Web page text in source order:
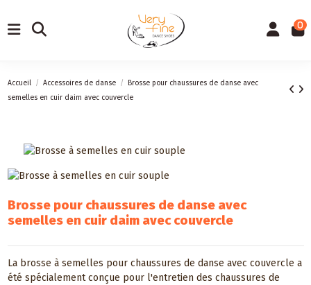
0
Accueil Accessoires de danse
Brosse pour chaussures de danse avec
semelles en cuir daim avec couvercle
Brosse pour chaussures de danse avec
semelles en cuir daim avec couvercle
La brosse à semelles pour chaussures de danse avec couvercle a
été spécialement conçue pour l'entretien des chaussures de